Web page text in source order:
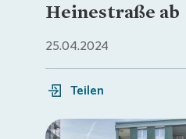
Meine Stadt
Heinestraße ab
25.04.2024
Teilen